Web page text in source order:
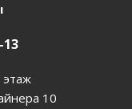
13
этаж
10